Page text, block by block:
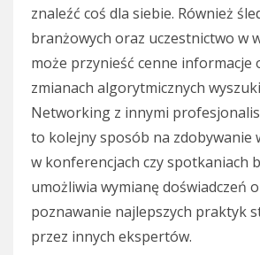
znaleźć coś dla siebie. Również
branżowych oraz uczestnictwo w
może przynieść cenne informacje
zmianach algorytmicznych
Networking z innymi
to kolejny sposób na zdobywanie
w konferencjach czy spotkaniach
umożliwia wymianę doświadczeń
poznawanie najlepszych praktyk
przez innych ekspertów.